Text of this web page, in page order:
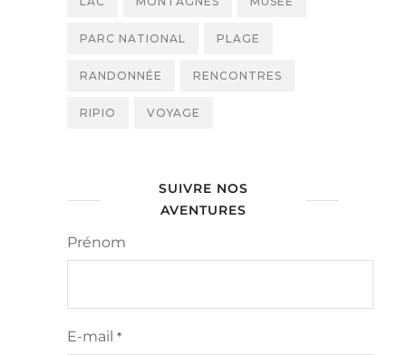
PARC NATIONAL PLAGE
RANDONNÉE RENCONTRES
RIPIO VOYAGE
SUIVRE NOS
AVENTURES
Prénom
E-mail *